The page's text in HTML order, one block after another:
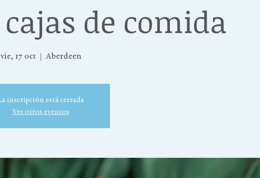
de comida
vie, 17 oct
  |
Aberdeen
inscripción está cerrada
Ver otros eventos